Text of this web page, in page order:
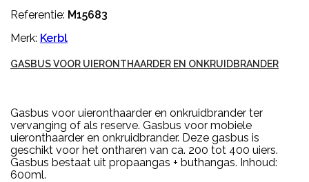
Referentie: M15683
Merk: Kerbl
GASBUS VOOR UIERONTHAARDER EN ONKRUIDBRANDER
Gasbus voor uieronthaarder en onkruidbrander ter
vervanging of als reserve. Gasbus voor mobiele
uieronthaarder en onkruidbrander. Deze gasbus is
geschikt voor het ontharen van ca. 200 tot 400 uiers.
Gasbus bestaat uit propaangas + buthangas. Inhoud:
600ml.